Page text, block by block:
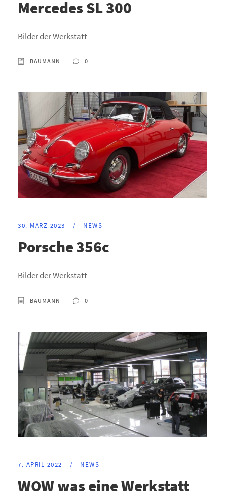
Mercedes SL 300
Bilder der Werkstatt
BAUMANN 0
30. MÄRZ 2023 / NEWS
Porsche 356c
Bilder der Werkstatt
BAUMANN 0
7. APRIL 2022 / NEWS
WOW was eine Werkstatt